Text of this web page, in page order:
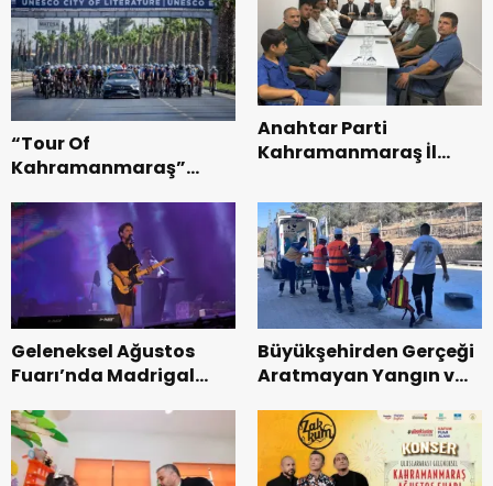
“Tour Of
Kahramanmaraş”
Bisikleti Turnuvası
Tamamlandı.
Anahtar Parti
Kahramanmaraş İl
Teşkilatı ile buluştu.
Geleneksel Ağustos
Fuarı’nda Madrigal
Büyükşehirden Gerçeği
Aratmayan Yangın ve